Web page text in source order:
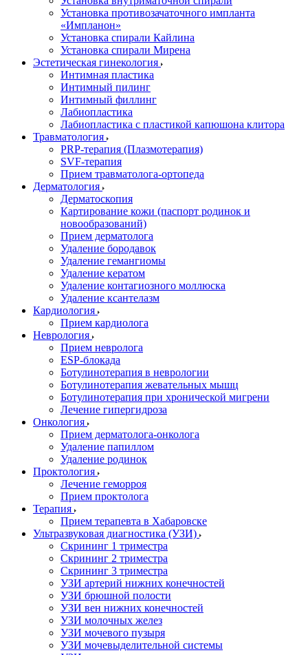
Установка противозачаточного импланта
«Импланон»
Установка спирали Кайлина
Установка спирали Мирена
Эстетическая гинекология
Интимная пластика
Интимный пилинг
Интимный филлинг
Лабиопластика
Лабиопластика с пластикой капюшона клитора
Травматология
PRP-терапия (Плазмотерапия)
SVF-терапия
Прием травматолога-ортопеда
Дерматология
Дерматоскопия
Картирование кожи (паспорт родинок и
новообразований)
Прием дерматолога
Удаление бородавок
Удаление гемангиомы
Удаление кератом
Удаление контагиозного моллюска
Удаление ксантелазм
Кардиология
Прием кардиолога
Неврология
Прием невролога
ESP-блокада
Ботулинотерапия в неврологии
Ботулинотерапия жевательных мышц
Ботулинотерапия при хронической мигрени
Лечение гипергидроза
Онкология
Прием дерматолога-онколога
Удаление папиллом
Удаление родинок
Проктология
Лечение геморроя
Прием проктолога
Терапия
Прием терапевта в Хабаровске
Ультразвуковая диагностика (УЗИ)
Скрининг 1 триместра
Скрининг 2 триместра
Скрининг 3 триместра
УЗИ артерий нижних конечностей
УЗИ брюшной полости
УЗИ вен нижних конечностей
УЗИ молочных желез
УЗИ мочевого пузыря
УЗИ мочевыделительной системы